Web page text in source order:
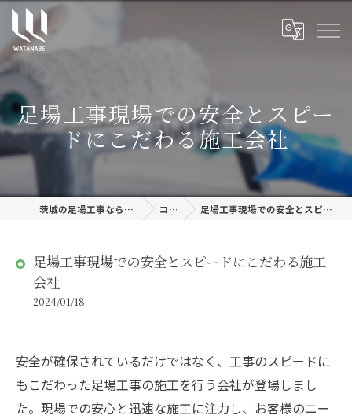
足場工事現場での安全とスピー
ドにこだわる施工会社
茨城の足場工事なら株式会社渡邊建設 コラム 足場工事現場での安全とスピードにこだわる施工会社
足場工事現場での安全とスピードにこだわる施工
会社
2024/01/18
安全が確保されているだけではなく、工事のスピードに
もこだわった足場工事の施工を行う会社が登場しまし
た。現場での安心と迅速な施工に注力し、お客様のニー